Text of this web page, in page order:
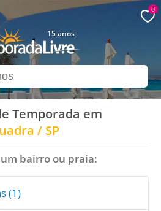
15 anos
0
Temporada em
/ SP
bairro ou praia:
(1)